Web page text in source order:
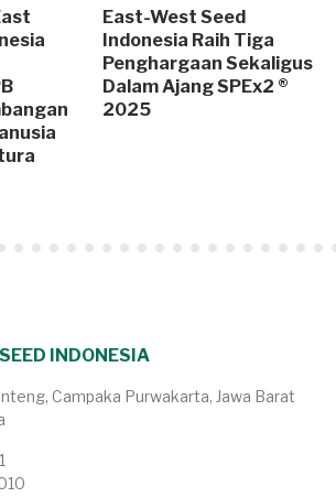
East-West Seed
Indonesia Raih Tiga
Penghargaan Sekaligus
Dalam Ajang SPEx2 ®
2025
INDONESIA
Campaka Purwakarta, Jawa Barat